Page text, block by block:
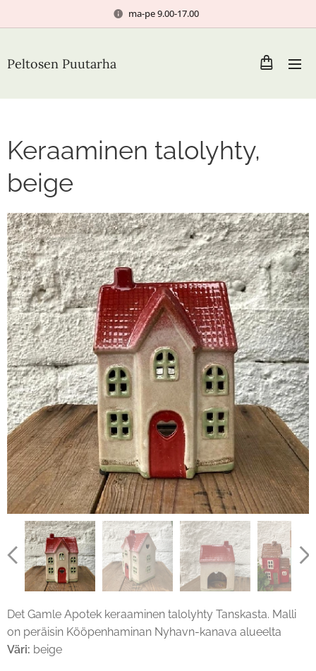
ma-pe 9.00-17.00
Peltosen Puutarha
Keraaminen talolyhty,
beige
Det Gamle Apotek keraaminen talolyhty Tanskasta. Malli
on peräisin Kööpenhaminan Nyhavn-kanava alueelta
Väri: beige